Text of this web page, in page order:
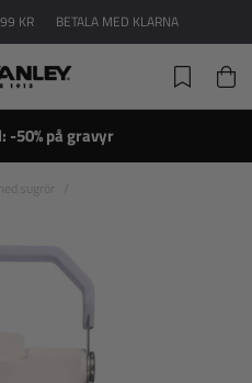
KR BETALA MED KLARNA
-50% på gravyr
sugrör